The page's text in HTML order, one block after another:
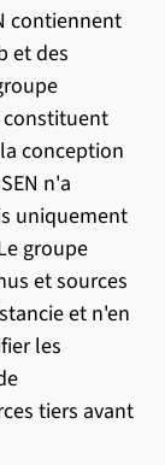
contiennent
et des
constituent
conception
n'a
uniquement
groupe
et sources
et n'en
les
tiers avant